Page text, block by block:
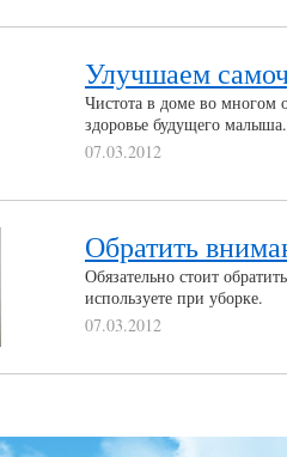
Улучшаем
Чистота в доме во многом
здоровье будущего малыша.
07.03.2012
Обратить
Обязательно стоит
используете при уборке.
07.03.2012